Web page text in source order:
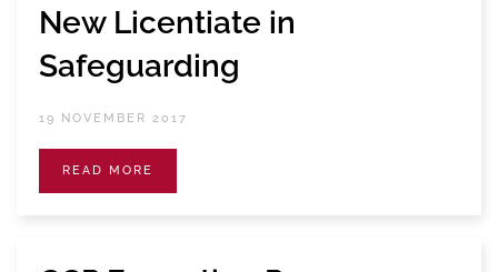
New Licentiate in
Safeguarding
19 NOVEMBER 2017
READ MORE